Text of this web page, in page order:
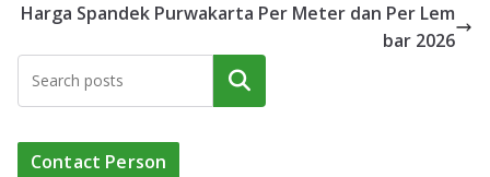
Harga Spandek Purwakarta Per Meter dan Per Lem
bar 2026
Cari
Contact Person